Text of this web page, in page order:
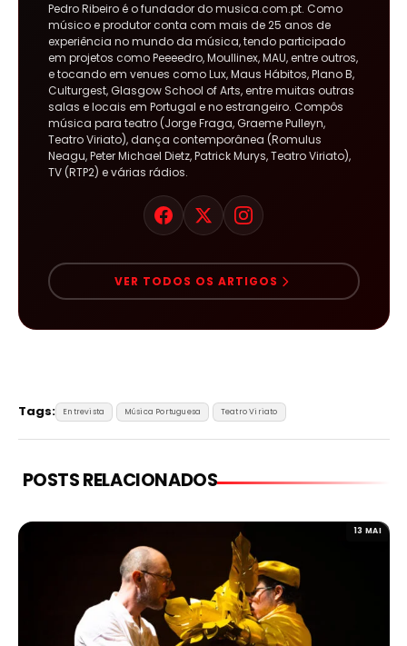
Pedro Ribeiro é o fundador do musica.com.pt. Como
músico e produtor conta com mais de 25 anos de
experiência no mundo da música, tendo participado
em projetos como Peeeedro, Moullinex, MAU, entre outros,
e tocando em venues como Lux, Maus Hábitos, Plano B,
Culturgest, Glasgow School of Arts, entre muitas outras
salas e locais em Portugal e no estrangeiro. Compôs
música para teatro (Jorge Fraga, Graeme Pulleyn,
Teatro Viriato), dança contemporânea (Romulus
Neagu, Peter Michael Dietz, Patrick Murys, Teatro Viriato),
TV (RTP2) e várias rádios.
VER TODOS OS ARTIGOS
Tags: Entrevista Música Portuguesa Teatro Viriato
POSTS RELACIONADOS
13 MAI